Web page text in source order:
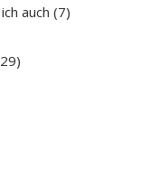
auch (7)